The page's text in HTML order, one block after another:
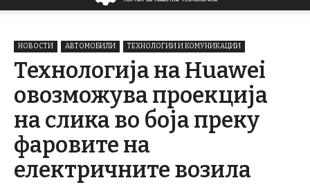
НОВОСТИ АВТОМОБИЛИ ТЕХНОЛОГИИ И КОМУНИКАЦИИ
Технологија на Huawei
овозможува проекција
на слика во боја преку
фаровите на
електричните возила